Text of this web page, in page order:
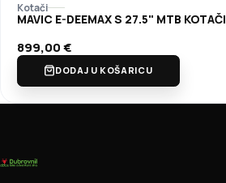
Kotači
MAVIC E-DEEMAX S 27.5" MTB KOTAČI
899,00€
DODAJ U KOŠARICU